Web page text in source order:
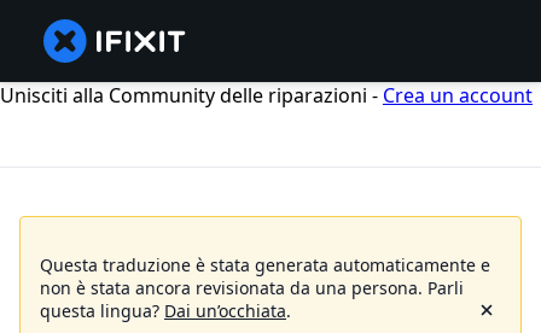
Unisciti alla Community delle riparazioni - Crea un account
Questa traduzione è stata generata automaticamente e
non è stata ancora revisionata da una persona. Parli
questa lingua? Dai un’occhiata.